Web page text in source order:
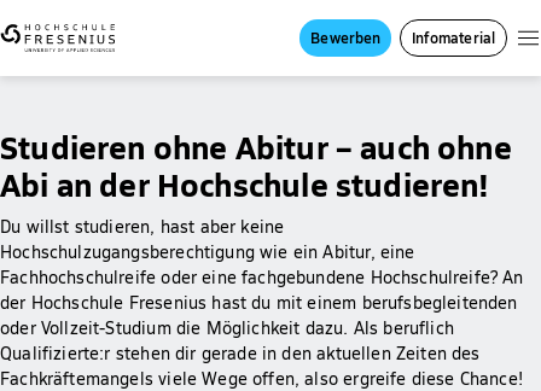
Bewerben Infomaterial
Studieren ohne Abitur – auch ohne
Abi an der Hochschule studieren!
Du willst studieren, hast aber keine
Hochschulzugangsberechtigung wie ein Abitur, eine
Fachhochschulreife oder eine fachgebundene Hochschulreife? An
der Hochschule Fresenius hast du mit einem berufsbegleitenden
oder Vollzeit-Studium die Möglichkeit dazu. Als beruflich
Qualifizierte:r stehen dir gerade in den aktuellen Zeiten des
Fachkräftemangels viele Wege offen, also ergreife diese Chance!